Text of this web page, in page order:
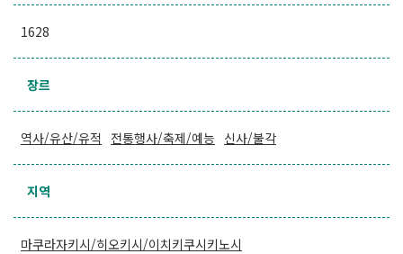
1628
장르
역사/유산/유적 전통행사/축제/예능 신사/불각
지역
마쿠라자키시/히오키시/이치키쿠시키노시